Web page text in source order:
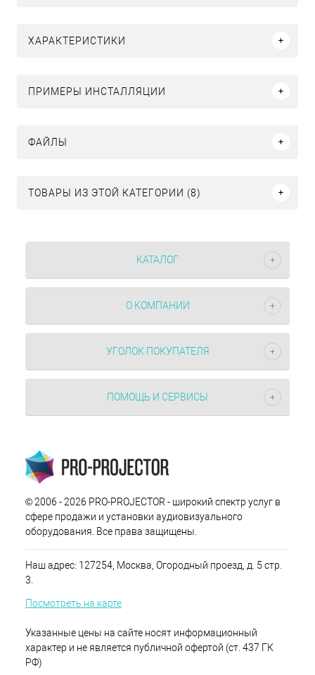
ХАРАКТЕРИСТИКИ
ПРИМЕРЫ ИНСТАЛЛЯЦИИ
ФАЙЛЫ
ТОВАРЫ ИЗ ЭТОЙ КАТЕГОРИИ (8)
КАТАЛОГ
О КОМПАНИИ
УГОЛОК ПОКУПАТЕЛЯ
ПОМОЩЬ И СЕРВИСЫ
© 2006 - 2026 PRO-PROJECTOR - широкий спектр услуг в
сфере продажи и установки аудиовизуального
оборудования. Все права защищены.
Наш адрес: 127254, Москва, Огородный проезд, д. 5 стр.
3.
Посмотреть на карте
Указанные цены на сайте носят информационный
характер и не является публичной офертой (ст. 437 ГК
РФ)